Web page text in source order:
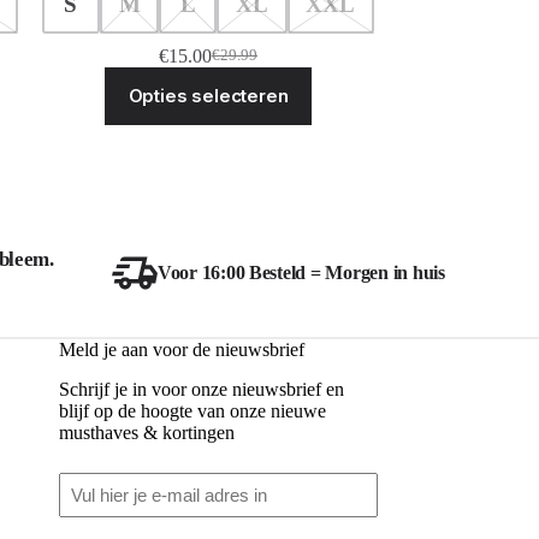
€29.99
Oorspronkelijke
prijs
was:
€29.99.
€15.00Huidige
prijs
is:
€15.00.
Opties selecteren
worden
Voor 16:00 Besteld = Morgen in huis
Meld je aan voor de nieuwsbrief
Schrijf je in voor onze nieuwsbrief en
blijf op de hoogte van onze nieuwe
musthaves & kortingen
(Vereist)